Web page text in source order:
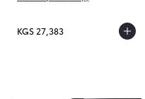
KGS 27,383